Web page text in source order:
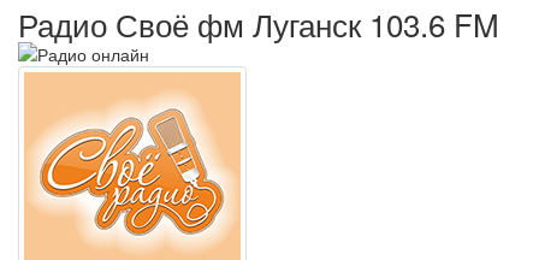
Радио Своё фм Луганск 103.6 FM